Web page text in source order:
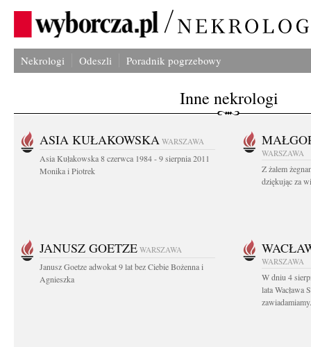
Nekrologi Odeszli Poradnik pogrzebowy
Inne nekrologi
ASIA KUŁAKOWSKA WARSZAWA
Asia Kułakowska 8 czerwca 1984 - 9 sierpnia 2011
Monika i Piotrek
WARSZAWA
Z żalem
dziękując za
JANUSZ GOETZE WARSZAWA
Janusz Goetze adwokat 9 lat bez Ciebie Bożenna i
Agnieszka
WARSZAWA
W dniu 4
lata Wacława